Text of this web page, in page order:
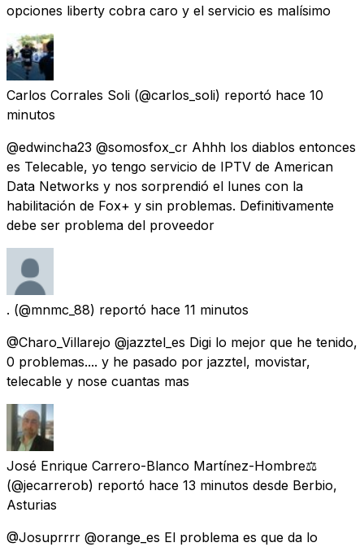
opciones liberty cobra caro y el servicio es malísimo
Carlos Corrales Soli (@carlos_soli) reportó hace 10
minutos
@edwincha23 @somosfox_cr Ahhh los diablos entonces
es Telecable, yo tengo servicio de IPTV de American
Data Networks y nos sorprendió el lunes con la
habilitación de Fox+ y sin problemas. Definitivamente
debe ser problema del proveedor
. (@mnmc_88) reportó hace 11 minutos
@Charo_Villarejo @jazztel_es Digi lo mejor que he tenido,
0 problemas.... y he pasado por jazztel, movistar,
telecable y nose cuantas mas
José Enrique Carrero-Blanco Martínez-Hombre⚖️
(@jecarrerob) reportó hace 13 minutos desde Berbio,
Asturias
@Josuprrrr @orange_es El problema es que da lo